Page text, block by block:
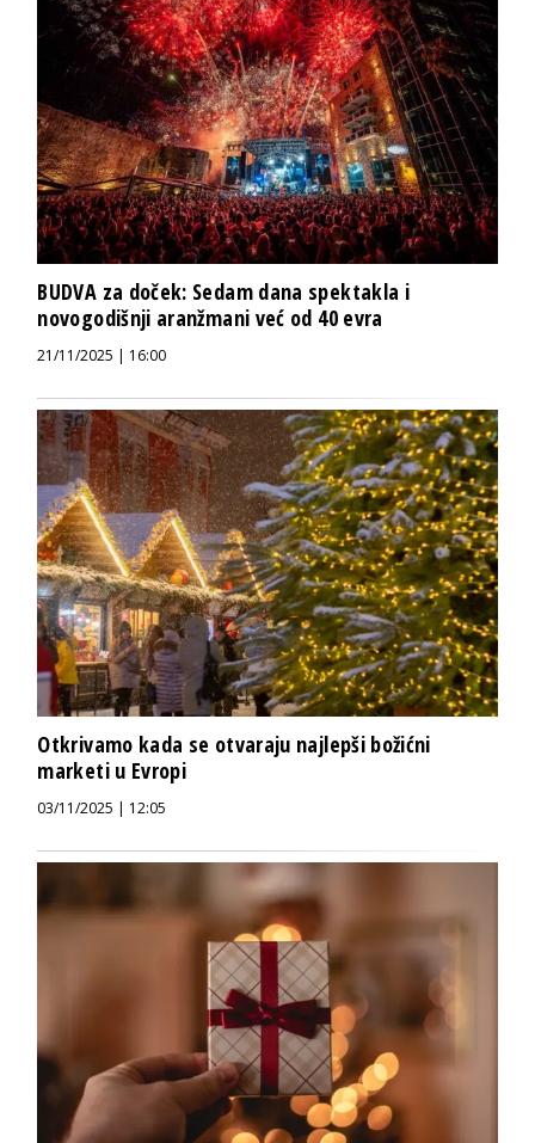
BUDVA za doček: Sedam dana spektakla i
novogodišnji aranžmani već od 40 evra
21/11/2025 | 16:00
Otkrivamo kada se otvaraju najlepši božićni
marketi u Evropi
03/11/2025 | 12:05